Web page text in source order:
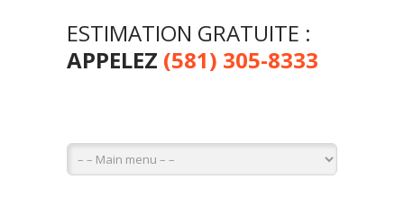
ESTIMATION GRATUITE :
APPELEZ (581) 305-8333